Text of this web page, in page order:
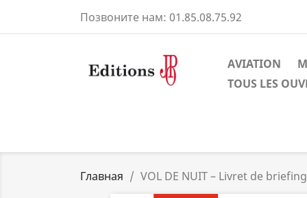
Позвоните нам: 01.85.08.75.92
AVIATION
TOUS LES
Главная VOL DE NUIT – Livret de